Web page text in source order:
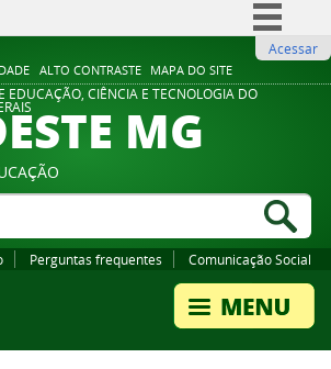
ALTO CONTRASTE MAPA DO SITE
Comunica BR
Participe
Legislação
Acessar
EDUCAÇÃO, CIÊNCIA E TECNOLOGIA DO
MG
Perguntas frequentes Comunicação Social